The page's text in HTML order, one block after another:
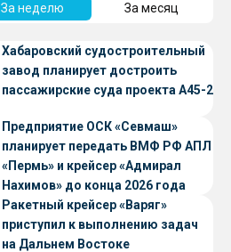
За неделю За месяц
Хабаровский судостроительный
завод планирует достроить
пассажирские суда проекта А45-2
Предприятие ОСК «Севмаш»
планирует передать ВМФ РФ АПЛ
«Пермь» и крейсер «Адмирал
Нахимов» до конца 2026 года
Ракетный крейсер «Варяг»
приступил к выполнению задач
на Дальнем Востоке